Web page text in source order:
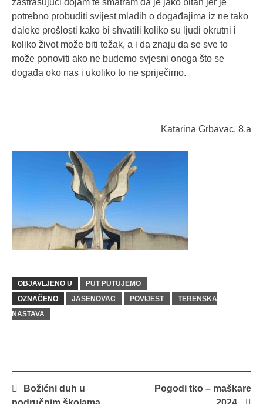
zastrašujući dojam te smatram da je jako bitan jer je
potrebno probuditi svijest mladih o događajima iz ne tako
daleke prošlosti kako bi shvatili koliko su ljudi okrutni i
koliko život može biti težak, a i da znaju da se sve to
može ponoviti ako ne budemo svjesni onoga što se
događa oko nas i ukoliko to ne spriječimo.
Katarina Grbavac, 8.a
OBJAVLJENO U
PUT PUTUJEMO
OZNAČENO
JASENOVAC POVIJEST
TERENSKA
NASTAVA
Navigacija
objava
Božićni duh u
Pogodi tko – maškare